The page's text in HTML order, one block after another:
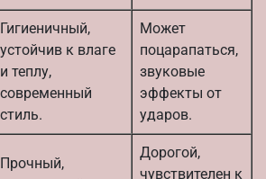
Гигиеничный,
устойчив к влаге
и теплу,
современный
стиль.
Может
поцарапаться,
звуковые
эффекты от
ударов.
Прочный,
Дорогой,
чувствителен к